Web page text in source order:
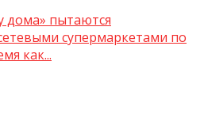
дома» пытаются
супермаркетами по
как...